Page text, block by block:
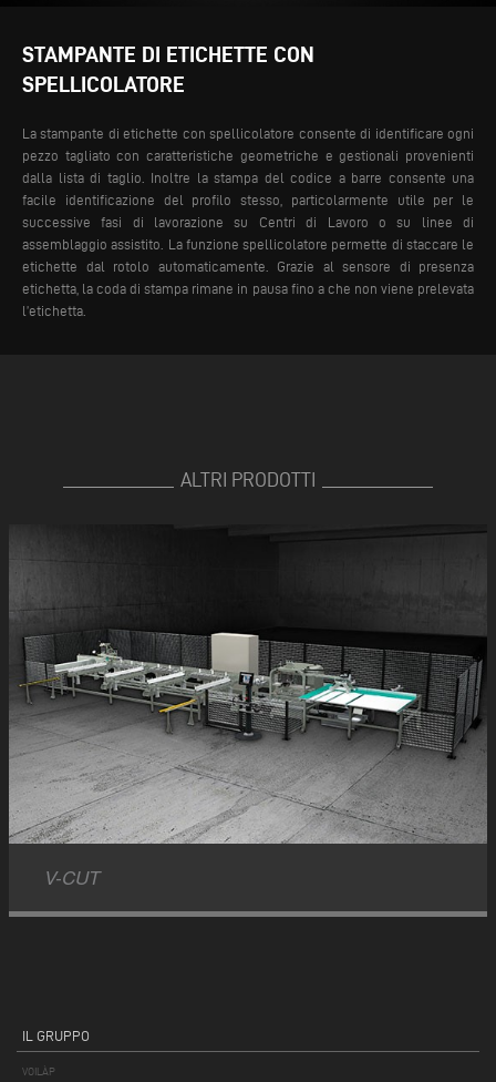
STAMPANTE DI ETICHETTE CON
SPELLICOLATORE
La stampante di etichette con spellicolatore consente di identificare ogni
pezzo tagliato con caratteristiche geometriche e gestionali provenienti
dalla lista di taglio. Inoltre la stampa del codice a barre consente una
facile identificazione del profilo stesso, particolarmente utile per le
successive fasi di lavorazione su Centri di Lavoro o su linee di
assemblaggio assistito.
La funzione spellicolatore permette di staccare le
etichette dal rotolo automaticamente. Grazie al sensore di presenza
etichetta, la coda di stampa rimane in pausa fino a che non viene prelevata
l’etichetta.
ALTRI PRODOTTI
V-CUT
IL GRUPPO
VOILÀP